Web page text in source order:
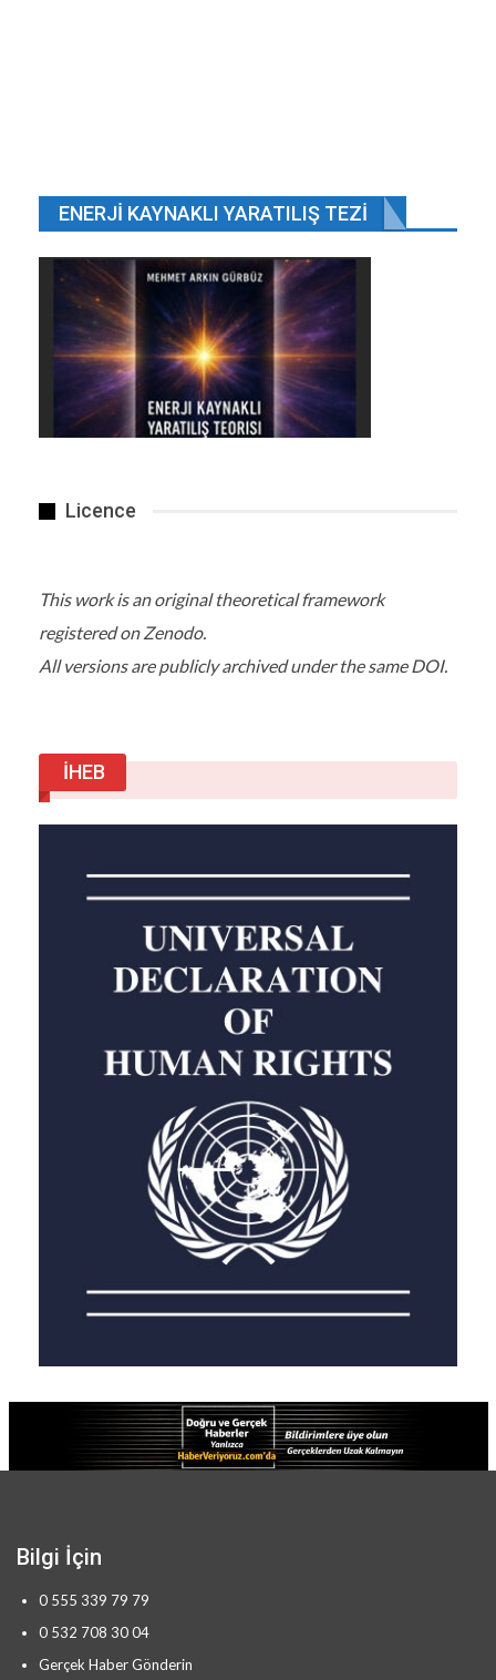
3D Yazıcı Teknolojisinde Çığır Açan Gelişme.
Ağu 7, 2025
TBMM’de 2026 Merkezi Yönetim Bütçe
Görüşmeleri
Oca 7, 2026
1 2.648
Avcılar’daki Barış Manço Kültür Merkezi’nde
Belediye Başkanı Handan Toprak Benli, “Biz bugün
burada Avcılar’ımızı dünden bugüne ele alacağız.
Onun demografik yapısı bir tarafa arkeolojik,
doğal, yeraltı ve yerüstü kaynaklarını iki gün
dünyada herkesin diline yerleşeceğine inanıyoruz”
diye konuştu.
Detaylar
Haber Linki
ENERJI KAYNAKLI YARATILIŞ TEZI
Licence
This work is an original theoretical framework
registered on Zenodo.
All versions are publicly archived under the same DOI.
İHEB
Bilgi İçin
0 555 339 79 79
0 532 708 30 04
Gerçek Haber Gönderin